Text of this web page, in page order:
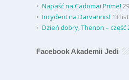
Napaść na Cadomai Prime!
Incydent na Darvannis! 13
Dzień dobry, Thenon – część
Facebook Akademii Jedi